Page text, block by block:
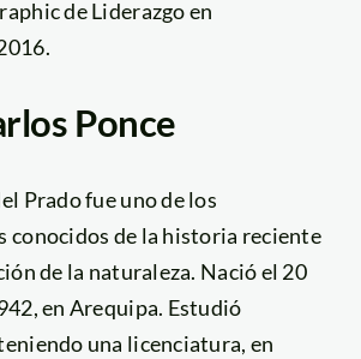
de Liderazgo en
Ponce
Prado fue uno de los
conocidos de la historia reciente
de la naturaleza. Nació el 20
en Arequipa. Estudió
una licenciatura, en